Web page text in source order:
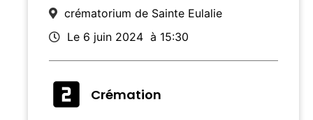
crématorium de Sainte Eulalie
Le 6 juin 2024 à 15:30
Crémation